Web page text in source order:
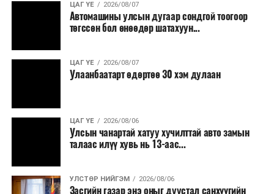
ЦАГ ҮЕ 2026/08/07
Автомашины улсын дугаар сондгой тоогоор
төгссөн бол өнөөдөр шатахуун...
ЦАГ ҮЕ 2026/08/07
Улаанбаатарт өдөртөө 30 хэм дулаан
ЦАГ ҮЕ 2026/08/06
Улсын чанартай хатуу хучилттай авто замын
талаас илүү хувь нь 13-аас...
УЛСТӨР НИЙГЭМ 2026/08/06
Засгийн газар энэ оныг дуустал санхүүгийн